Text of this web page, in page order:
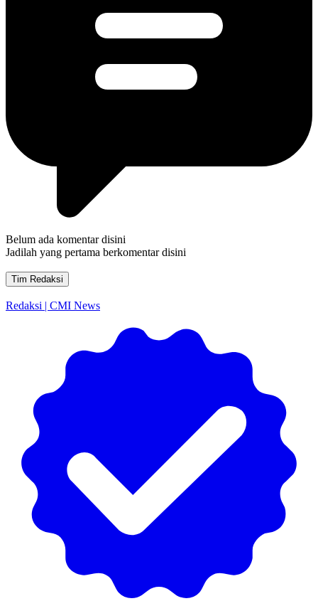
Belum ada komentar disini
Jadilah yang pertama berkomentar disini
Tim Redaksi
Redaksi | CMI News